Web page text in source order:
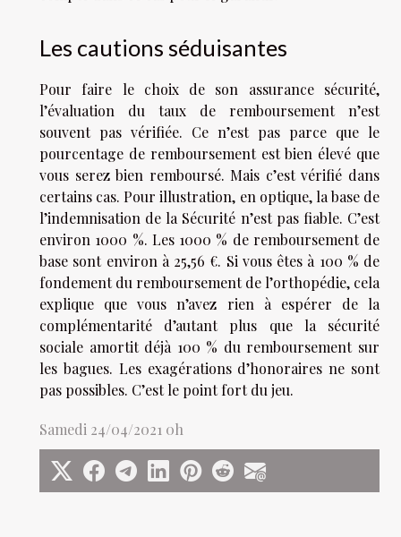
Les cautions séduisantes
Pour faire le choix de son assurance sécurité,
l’évaluation du taux de remboursement n’est
souvent pas vérifiée. Ce n’est pas parce que le
pourcentage de remboursement est bien élevé que
vous serez bien remboursé. Mais c’est vérifié dans
certains cas. Pour illustration, en optique, la base de
l’indemnisation de la Sécurité n’est pas fiable. C’est
environ 1000 %. Les 1000 % de remboursement de
base sont environ à 25,56 €. Si vous êtes à 100 % de
fondement du remboursement de l’orthopédie, cela
explique que vous n’avez rien à espérer de la
complémentarité d’autant plus que la sécurité
sociale amortit déjà 100 % du remboursement sur
les bagues. Les exagérations d’honoraires ne sont
pas possibles. C’est le point fort du jeu.
Samedi 24/04/2021 0h